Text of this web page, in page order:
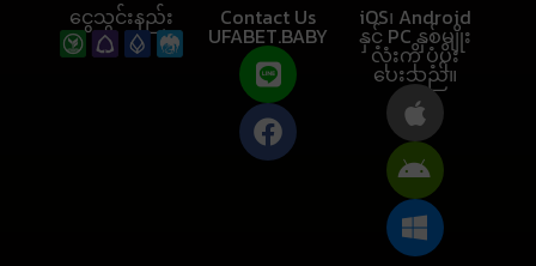
ငွေသွင်းနည်း Contact Us
UFABET.BABY
iOS၊ Android
နှင့် PC နှစ်မျိုး
လုံးကို ပံ့ပိုး
ပေးသည်။